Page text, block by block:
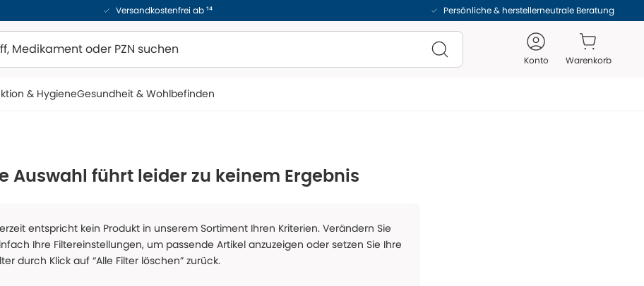
Versandkostenfrei ab ¹⁴ Persönliche & herstellerneutrale Beratung
Konto Warenkorb
& HygieneGesundheit & Wohlbefinden
Auswahl führt leider zu keinem Ergebnis
entspricht kein Produkt in unserem Sortiment Ihren Kriterien. Verändern Sie
Ihre Filtereinstellungen, um passende Artikel anzuzeigen oder setzen Sie Ihre
durch Klick auf “Alle Filter löschen” zurück.